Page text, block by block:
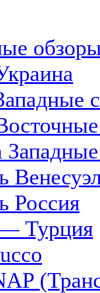
Россия
Турция